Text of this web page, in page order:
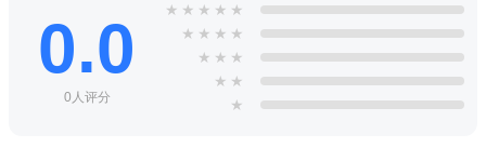
0.0
0人评分
★ ★ ★ ★ ★
★ ★ ★ ★
★ ★ ★
★ ★
★